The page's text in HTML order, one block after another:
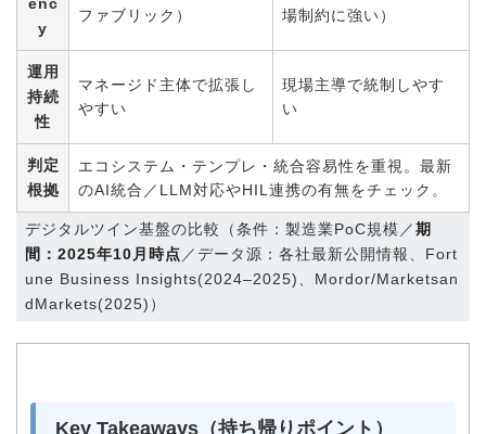
デジタルツイン基盤の比較（条件：製造業PoC規模／期
間：2025年10月時点 ／データ源：各社最新公開情報、Fort
une Business Insights(2024–2025)、Mordor/Marketsan
dMarkets(2025)）
y
ファブリック）
場制約に強い）
運用
持続
性
マネージド主体で拡張し
やすい
現場主導で統制しやす
い
判定
根拠
エコシステム・テンプレ・統合容易性を重視。最新
のAI統合／LLM対応やHIL連携の有無をチェック。
Key Takeaways（持ち帰りポイント）